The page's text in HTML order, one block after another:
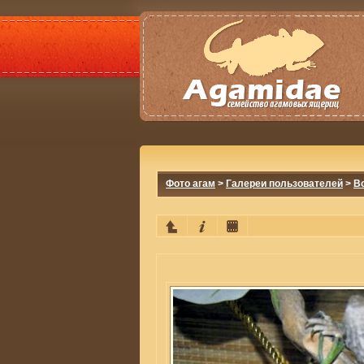
Фото агам > Галереи пользователей >